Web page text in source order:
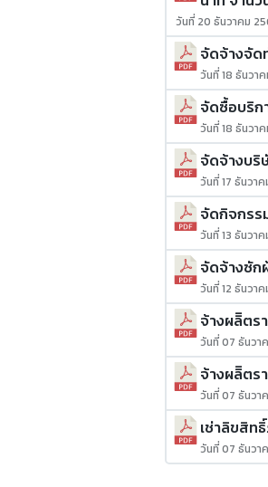
วันที่ 20 ธันวาคม
จัดจ้างจัด
วันที่ 18 ธันวา
จัดซื้อบริก
วันที่ 18 ธันวา
จัดจ้างบริ
วันที่ 17 ธันวา
จัดกิจกรร
วันที่ 13 ธันวา
จัดจ้างซัก
วันที่ 12 ธันวา
จ้างผลิิตร
วันที่ 07 ธันวา
จ้างผลิิตร
วันที่ 07 ธันวา
เช่าลิขสิท
วันที่ 07 ธันวา